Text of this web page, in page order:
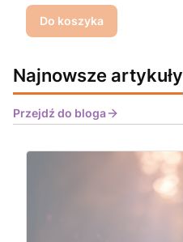
Do koszyka
Najnowsze artykuły
Przejdź do bloga